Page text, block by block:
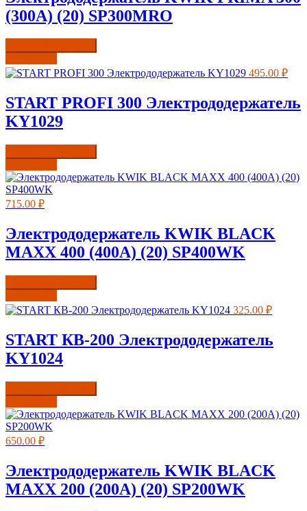
(300А) (20) SP300MRO
495.00 ₽
START PROFI 300 Электрододержатель
KY1029
715.00 ₽
Электрододержатель KWIK BLACK
MAXX 400 (400А) (20) SP400WK
325.00 ₽
START КВ-200 Электрододержатель
KY1024
650.00 ₽
Электрододержатель KWIK BLACK
MAXX 200 (200А) (20) SP200WK